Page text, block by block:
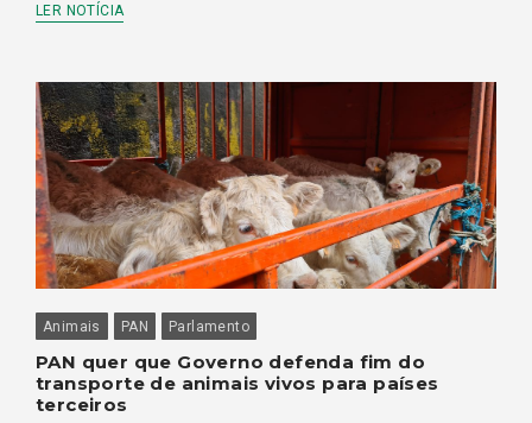
LER NOTÍCIA
Animais PAN Parlamento
PAN quer que Governo defenda fim do
transporte de animais vivos para países
terceiros